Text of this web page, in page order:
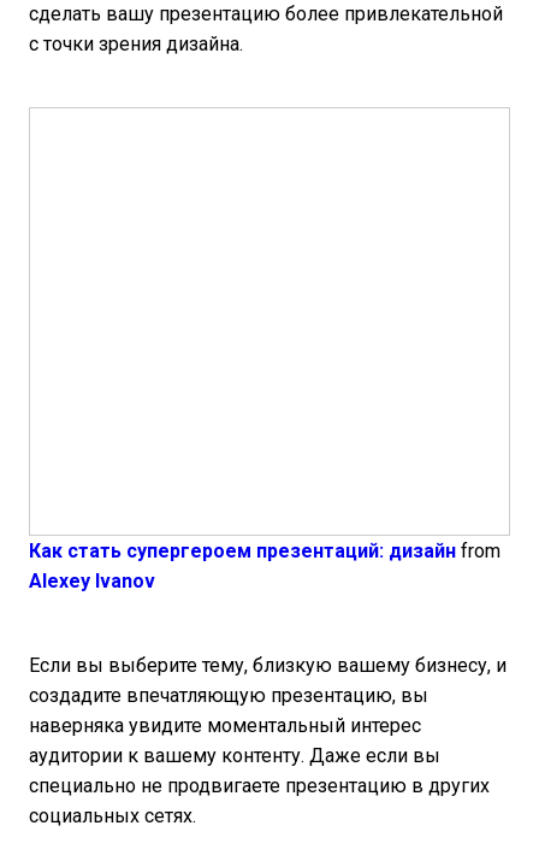
сделать вашу презентацию более привлекательной
с точки зрения дизайна.
Как стать супергероем презентаций: дизайн from
Alexey Ivanov
Если вы выберите тему, близкую вашему бизнесу, и
создадите впечатляющую презентацию, вы
наверняка увидите моментальный интерес
аудитории к вашему контенту. Даже если вы
специально не продвигаете презентацию в других
социальных сетях.